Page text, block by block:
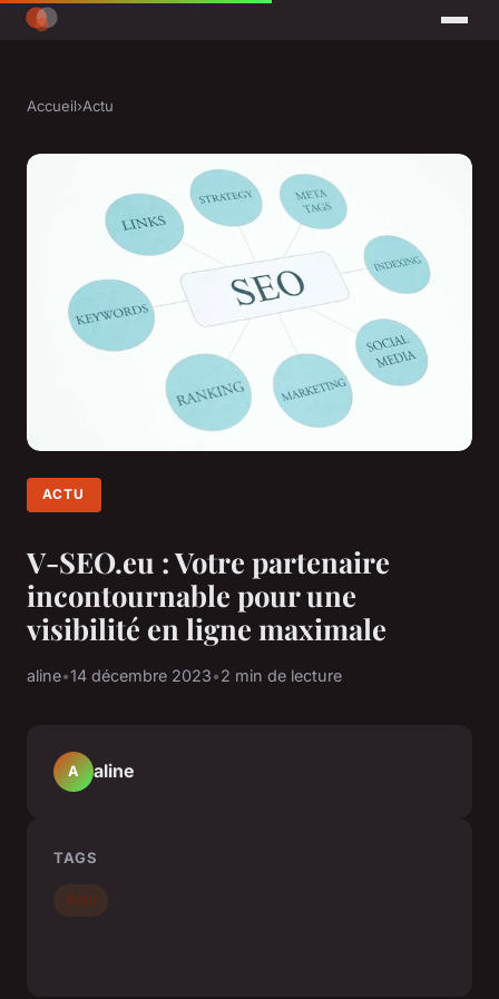
Accueil›Actu
ACTU
V-SEO.eu : Votre partenaire
incontournable pour une
visibilité en ligne maximale
aline•14 décembre 2023•2 min de lecture
A aline
TAGS
Actu